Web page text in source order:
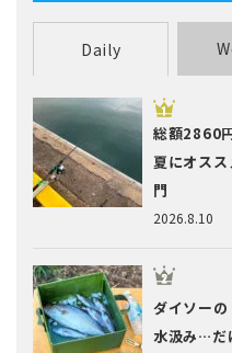
Daily
2026.8.10
総額2860
夏にオス
門
ダイソーの
水汲み…だ